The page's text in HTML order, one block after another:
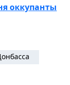
оккупанты